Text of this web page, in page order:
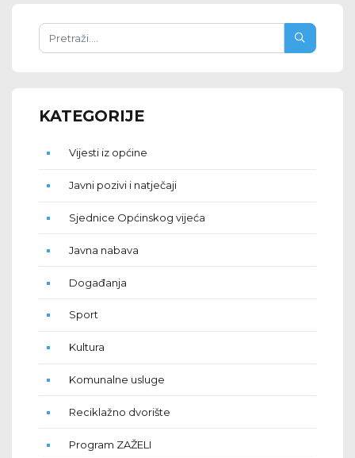
KATEGORIJE
Vijesti iz općine
Javni pozivi i natječaji
Sjednice Općinskog vijeća
Javna nabava
Događanja
Sport
Kultura
Komunalne usluge
Reciklažno dvorište
Program ZAŽELI